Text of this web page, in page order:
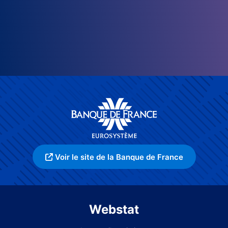
Voir le site de la Banque de France
Webstat